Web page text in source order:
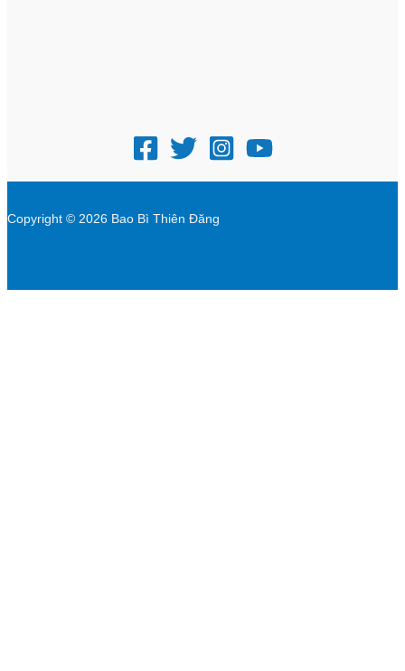
Copyright © 2026 Bao Bì Thiên Đăng